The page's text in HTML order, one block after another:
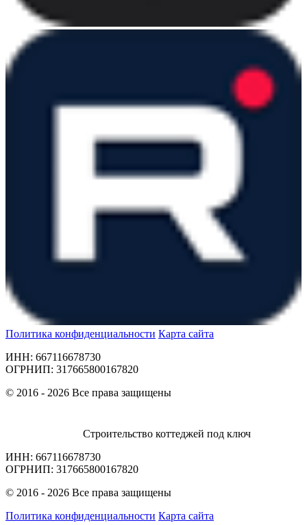
Политика конфиденциальности Карта сайта
ИНН: 667116678730
ОГРНИП: 317665800167820
© 2016 - 2026 Все права защищены
Строительство коттеджей под ключ
ИНН: 667116678730
ОГРНИП: 317665800167820
© 2016 - 2026 Все права защищены
Политика конфиденциальности Карта сайта